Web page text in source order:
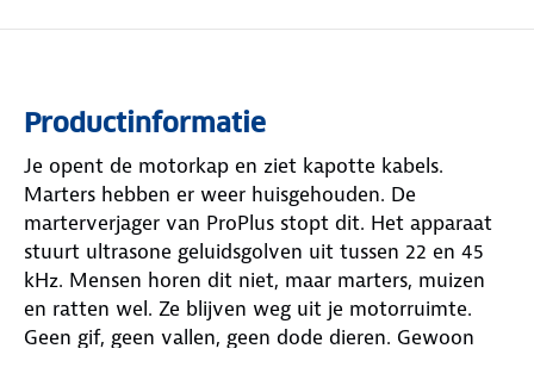
Productinformatie
Je opent de motorkap en ziet kapotte kabels.
Marters hebben er weer huisgehouden. De
marterverjager van ProPlus stopt dit. Het apparaat
stuurt ultrasone geluidsgolven uit tussen 22 en 45
kHz. Mensen horen dit niet, maar marters, muizen
en ratten wel. Ze blijven weg uit je motorruimte.
Geen gif, geen vallen, geen dode dieren. Gewoon